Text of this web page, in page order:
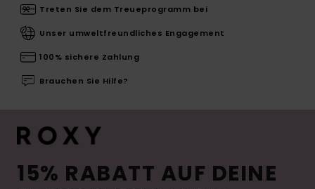
Treten Sie dem Treueprogramm bei
Unser umweltfreundliches Engagement
100% sichere Zahlung
Brauchen Sie Hilfe?
15% RABATT AUF DEINE